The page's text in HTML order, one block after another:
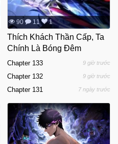
90 11 1
Thích Khách Thần Cấp, Ta
Chính Là Bóng Đêm
Chapter 133 9 giờ trước
Chapter 132 9 giờ trước
Chapter 131 7 ngày trước